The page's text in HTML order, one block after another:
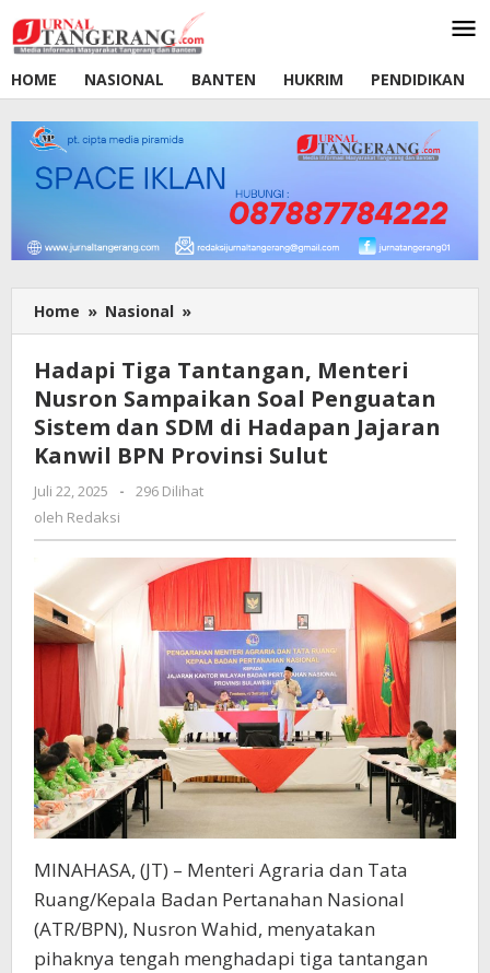
ke
konten
HOME
NASIONAL BANTEN HUKRIM PENDIDIKAN
Home » Nasional »
Tiga
Menteri
Nusron
Sampaikan
Soal
Sistem
SDM
di
Hadapan
Jajaran
Kanwil
BPN
Provinsi
Sulut
Hadapi Tiga Tantangan, Menteri
Nusron Sampaikan Soal Penguatan
Sistem dan SDM di Hadapan Jajaran
Kanwil BPN Provinsi Sulut
Juli 22, 2025
oleh
-
296 Dilihat
oleh Redaksi
MINAHASA, (JT) – Menteri Agraria dan Tata
Ruang/Kepala Badan Pertanahan Nasional
(ATR/BPN), Nusron Wahid, menyatakan
pihaknya tengah menghadapi tiga tantangan